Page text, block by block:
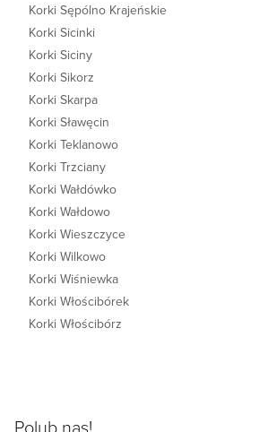
Korki Sępólno Krajeńskie
Korki Sicinki
Korki Siciny
Korki Sikorz
Korki Skarpa
Korki Sławęcin
Korki Teklanowo
Korki Trzciany
Korki Wałdówko
Korki Wałdowo
Korki Wieszczyce
Korki Wilkowo
Korki Wiśniewka
Korki Włościbórek
Korki Włościbórz
Polub nas!